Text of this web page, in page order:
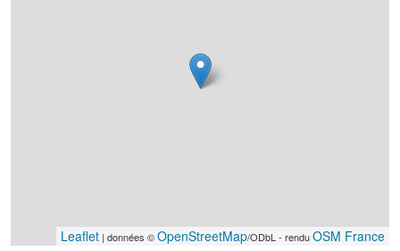
Leaflet | données ©OpenStreetMap/ODbL - renduOSM France